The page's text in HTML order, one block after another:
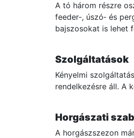
A tó három részre
feeder‑, úszó‑ és
bajszosokat is lehet
Szolgáltatások
Kényelmi
rendelkezésre áll. A
Horgászati
A horgászszezon